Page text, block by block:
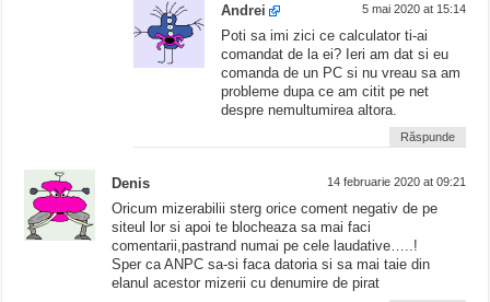
Andrei 5 mai 2020 at 15:14
Poti sa imi zici ce calculator ti-ai
comandat de la ei? Ieri am dat si eu
comanda de un PC si nu vreau sa am
probleme dupa ce am citit pe net
despre nemultumirea altora.
Răspunde
Denis 14 februarie 2020 at 09:21
Oricum mizerabilii sterg orice coment negativ de pe
siteul lor si apoi te blocheaza sa mai faci
comentarii,pastrand numai pe cele laudative…..!
Sper ca ANPC sa-si faca datoria si sa mai taie din
elanul acestor mizerii cu denumire de pirat